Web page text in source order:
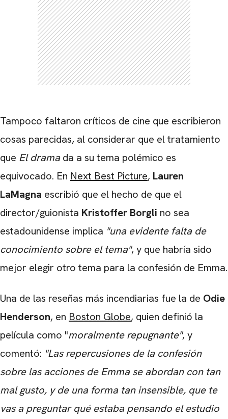
Tampoco faltaron críticos de cine que escribieron
cosas parecidas, al considerar que el tratamiento
que El dramada a su tema polémico es
equivocado. En Next Best Picture, Lauren
LaMagna escribió que el hecho de que el
director/guionista Kristoffer Borgli no sea
estadounidense implica "una evidente falta de
conocimiento sobre el tema", y que habría sido
mejor elegir otro tema para la confesión de Emma.
Una de las reseñas más incendiarias fue la de Odie
Henderson, en Boston Globe, quien definió la
película como "moralmente repugnante", y
comentó: "Las repercusiones de la confesión
sobre las acciones de Emma se abordan con tan
mal gusto, y de una forma tan insensible, que te
vas a preguntar qué estaba pensando el estudio